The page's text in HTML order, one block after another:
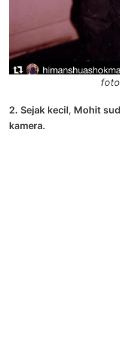
2. Sejak kecil, Mohit
kamera.